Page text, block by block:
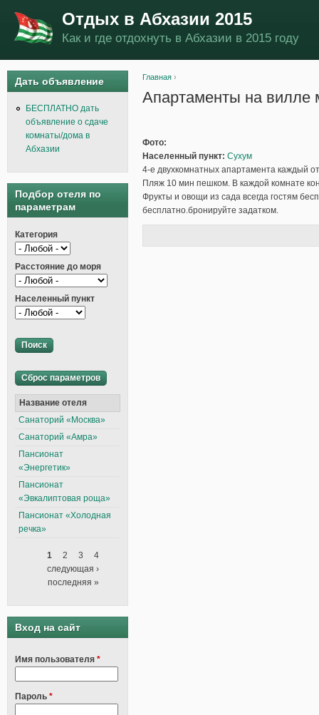
Отдых в Абхазии 2015
Как и где отдохнуть в Абхазии в 2015 году
Главная ›
Апартаменты на вилле
Фото:
Населенный пункт: Сухум
4-е двухкомнатных апартамента каждый
Пляж 10 мин пешком. В каждой комнате
Фрукты и овощи из сада всегда гостям
бесплатно.бронируйте задатком.
Дать объявление
БЕСПЛАТНО дать
объявление о сдаче
комнаты/дома в
Абхазии
Подбор отеля по
параметрам
Категория
Расстояние до моря
Населенный пункт
Название отеля
Санаторий «Москва»
Санаторий «Амра»
Пансионат
«Энергетик»
Пансионат
«Эвкалиптовая роща»
Пансионат «Холодная
речка»
Страницы
1 2 3
4
следующая ›
последняя »
Вход на сайт
Имя пользователя *
Пароль *